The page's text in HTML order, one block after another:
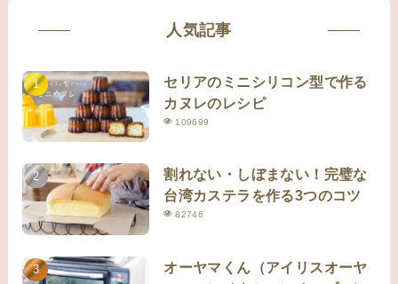
人気記事
セリアのミニシリコン型で作る
カヌレのレシピ
109699
割れない・しぼまない！完璧な
台湾カステラを作る3つのコツ
82746
オーヤマくん（アイリスオーヤ